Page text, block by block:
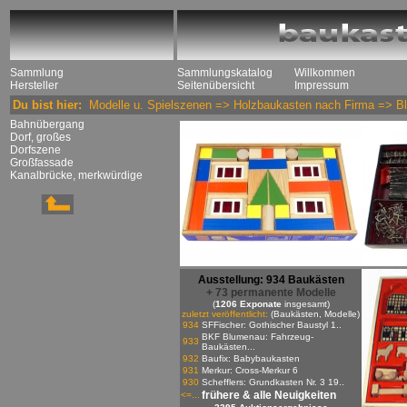
Sammlung
Hersteller
Sammlungskatalog
Seitenübersicht
Willkommen
Impressum
Du bist hier: Modelle u. Spielszenen => Holzbaukasten nach Firma =>
Bahnübergang
Dorf, großes
Dorfszene
Großfassade
Kanalbrücke, merkwürdige
Ausstellung: 934 Baukästen
+ 73 permanente Modelle
(1206 Exponate insgesamt)
zuletzt veröffentlicht: (Baukästen, Modelle)
934 SFFischer: Gothischer Baustyl 1..
933 BKF Blumenau: Fahrzeug-
Baukästen...
932 Baufix: Babybaukasten
931 Merkur: Cross-Merkur 6
930 Schefflers: Grundkasten Nr. 3 19..
<=...
frühere & alle Neuigkeiten